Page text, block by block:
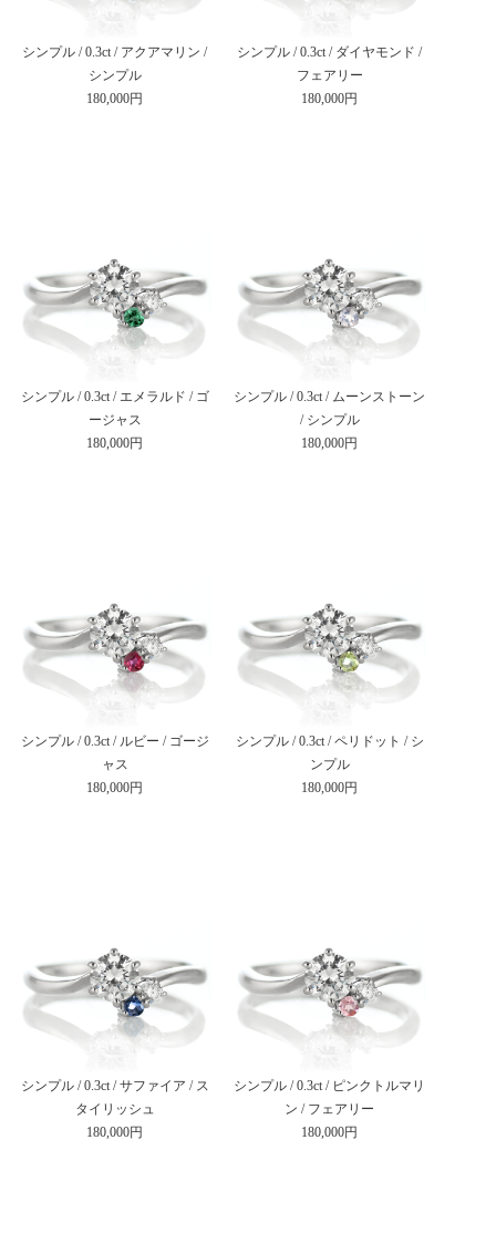
シンプル / 0.3ct / アクアマリン /
シンプル
180,000円
シンプル / 0.3ct / ダイヤモンド /
フェアリー
180,000円
シンプル / 0.3ct / エメラルド / ゴ
ージャス
180,000円
シンプル / 0.3ct / ムーンストーン
/ シンプル
180,000円
シンプル / 0.3ct / ルビー / ゴージ
ャス
180,000円
シンプル / 0.3ct / ペリドット / シ
ンプル
180,000円
シンプル / 0.3ct / サファイア / ス
タイリッシュ
180,000円
シンプル / 0.3ct / ピンクトルマリ
ン / フェアリー
180,000円